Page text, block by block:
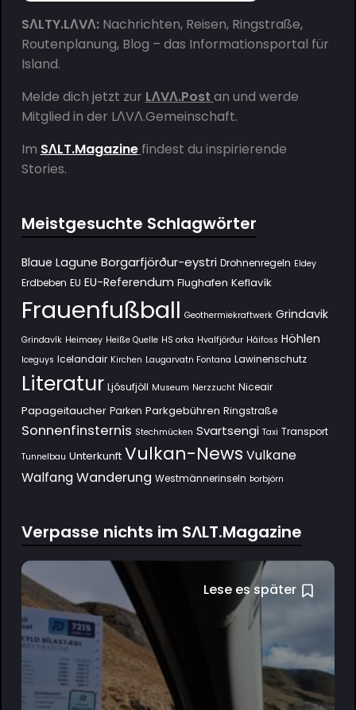
SΛLTY.LΛVΛ:Nachrichten, Reisen, Ringstraße,
Routenplanung, Blog – das Informationsportal für
Island.
Melde dich jetzt zur LΛVΛ.Post an und werde
Mitglied in der LΛVΛ.Gemeinschaft.
Im SΛLT.Magazine findest du inspirierende
Stories.
Meistgesuchte Schlagwörter
Blaue Lagune Borgarfjörður-eystri Drohnenregeln Eldey
Erdbeben EU EU-Referendum Flughafen Keflavík
Frauenfußball Geothermiekraftwerk Grindavik
Grindavík Heimaey Heiße Quelle HS orka Hvalfjörður Háifoss Höhlen
Iceguys Icelandair Kirchen Laugarvatn Fontana Lawinenschutz
Literatur Ljósufjöll Museum Nerzzucht Niceair
Papageitaucher Parken Parkgebühren Ringstraße
Sonnenfinsternis Stechmücken Svartsengi Taxi Transport
Tunnelbau Unterkunft Vulkan-News Vulkane
Walfang Wanderung Westmännerinseln Þorbjörn
Verpasse nichts im SΛLT.Magazine
Lese es später